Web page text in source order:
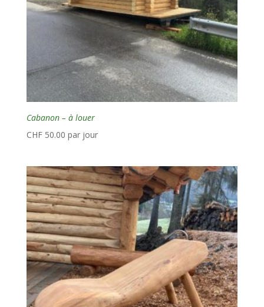
Cabanon – à louer
CHF50.00 par jour